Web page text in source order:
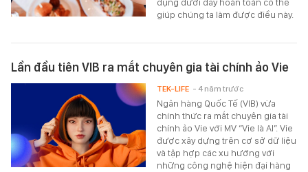
dụng dưới đây hoàn toàn có thể
giúp chúng ta làm được điều này.
Lần đầu tiên VIB ra mắt chuyên gia tài chính ảo Vie
Ngân hàng Quốc Tế (VIB) vừa
chính thức ra mắt chuyên gia tài
chính ảo Vie với MV “Vie là AI”. Vie
được xây dựng trên cơ sở dữ liệu
và tập hợp các xu hướng với
những công nghệ hiện đại hàng
TEK-LIFE - 4 năm trước